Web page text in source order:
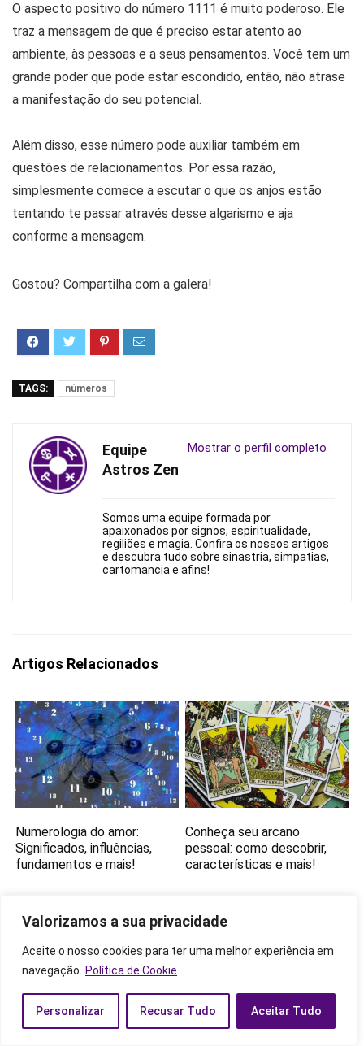
Valorizamos a sua privacidade
Aceite o nosso cookies para ter uma melhor experiência em
navegação.
Política de Cookie
Personalizar Recusar Tudo Aceitar Tudo
O aspecto positivo do número 1111 é muito poderoso. Ele
traz a mensagem de que é preciso estar atento ao
ambiente, às pessoas e a seus pensamentos. Você tem um
grande poder que pode estar escondido, então, não atrase
a manifestação do seu potencial.
Além disso, esse número pode auxiliar também em
questões de relacionamentos. Por essa razão,
simplesmente comece a escutar o que os anjos estão
tentando te passar através desse algarismo e aja
conforme a mensagem.
Gostou? Compartilha com a galera!
TAGS: números
Mostrar o perfil completo
Equipe
Astros Zen
Somos uma equipe formada por
apaixonados por signos, espiritualidade,
regiliões e magia. Confira os nossos artigos
e descubra tudo sobre sinastria, simpatias,
cartomancia e afins!
Artigos Relacionados
Numerologia do amor:
Significados, influências,
fundamentos e mais!
Conheça seu arcano
pessoal: como descobrir,
características e mais!